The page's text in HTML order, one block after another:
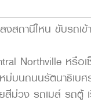
สถานีไหน ขับรถเข้
Northville หรือ
ม่บนถนนรัตนาธิเบศ
ม่วง รถเมล์ รถตู้ เ